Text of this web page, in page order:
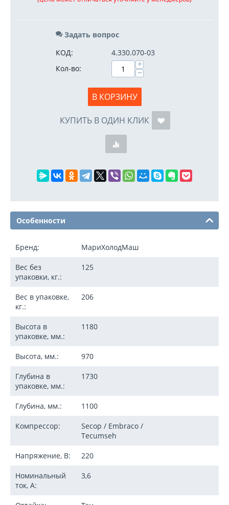
Задать вопрос
КОД:
4.330.070-03
Кол-во:
+
−
В КОРЗИНУ
КУПИТЬ В ОДИН КЛИК
Особенности
Бренд: МариХолодМаш
Вес без
упаковки, кг.:
125
Вес в упаковке,
кг.:
206
Высота в
упаковке, мм.:
1180
Высота, мм.: 970
Глубина в
упаковке, мм.:
1730
Глубина, мм.: 1100
Компрессор:
Secop / Embraco /
Tecumseh
Напряжение, В: 220
Номинальный
ток, А:
3,6